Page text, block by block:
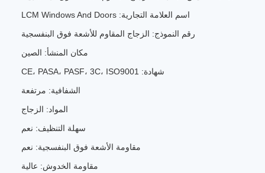
اسم العلامة التجارية: LCM Windows And Doors
رقم النموذج: الزجاج المقاوم للأشعة فوق البنفسجية
مكان المنشأ: الصين
شهادة: CE، PASA، PASF، 3C، ISO9001
الشفافية: مرتفعة
المواد: الزجاج
سهلة التنظيف: نعم
مقاومة الأشعة فوق البنفسجية: نعم
مقاومة الخدوش: عالية